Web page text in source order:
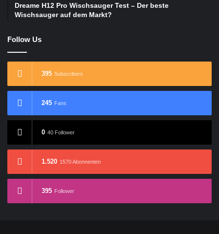
Dreame H12 Pro Wischsauger Test – Der beste
Wischsauger auf dem Markt?
Follow Us
395 Subscribers
245 Fans
0 40 Follower
1.520 1570 Abonnenten
395 Follower